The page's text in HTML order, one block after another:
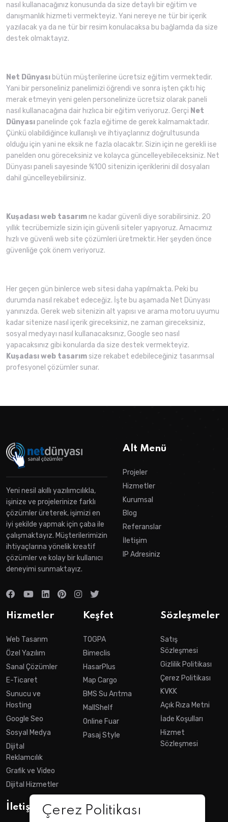
nasıl kullanacağınız konusunda da size detaylı bir eğitim ve
danışmanlık hizmeti vermekteyiz. Yani nereye ne tür bir içerik
yazılacak ya da ne tür bir resim konulacaksa bu bağlamda da size
destek olmaktayız.
Net Dünyası bütün müşterilerine ücretsiz eğitim vermektedir.
Yani bir personeliniz panelimizi öğrendi ve sonra işten çıktı hiç
merak etmeyin yeni gelen personelinize ücretsiz olarak paneli
nasıl kullanacağına dair hızlıca bir eğitim veriyoruz. Gerçi Net
Dünyasıpanelinde çok fazla eğitime de gerek kalmamaktadır.
Çünkü olabildiğince kullanışlı ve ihtiyaçlarınız doğrultusunda
olduğu için yani ne eksik ne fazla olacaktır. Sizin için ne gerekli ise
panelden onu göreceksiniz ve kolayca güncelleyebileceksiniz. Net
Dünyası paneli sayesinde %100 sitenizin içeriklerini dil dosyaları
dahil güncelleyebilirsiniz.
Kuşadası web tasarımne kadar güvenli diye sorabilirsiniz. 20
yıllık tecrübemizle sizin için güvenli siteler yapıyoruz. Amacımız
hızlı ve güvenli web site çözümleri üretmektir. Her şeyden önce
güvenliğe çok önem veriyoruz.
Her geçen gün binlerce web sitesi daha yapılmakta. Peki bu
durumda nasıl rekabet edeceğiz. İşte bu aşamada Net Dünyası
yanınızda. Gerek web sitenizin alt yapısı ve arama motoru uyumu
kadar sitenize nasıl içerik gireceksiniz, ne zaman gireceksiniz,
sosyal medyayı nasıl kullanacaksınız, Google seo nasıl
yapacaksınız gibi konularda da size destek vermekteyiz.
Kuşadası web tasarımsize rekabet edebileceğiniz tasarımsal
profesyonel çözümler sunar.
Yeni nesil akıllı yazılımcılıkla,
işinize ve projelerinize farklı
çözümler üreterek, işimizi en
iyi şekilde yapmak için çaba ile
çalışmaktayız. Müşterilerimizin
ihtiyaçlarına yönelik kreatif
çözümler ve kolay bir kullanıcı
deneyimi sunmaktayız.
Alt Menü
Projeler
Hizmetler
Kurumsal
Blog
Referanslar
İletişim
IP Adresiniz
Hizmetler
Web Tasarım
Özel Yazılım
Sanal Çözümler
E-Ticaret
Sunucu ve
Hosting
Google Seo
Sosyal Medya
Dijital
Reklamcılık
Grafik ve Video
Dijital Hizmetler
Keşfet
TOGPA
Bimeclis
HasarPlus
Map Cargo
BMS Su Arıtma
MallShelf
Online Fuar
Pasaj Style
Sözleşmeler
Satış
Sözleşmesi
Gizlilik Politikası
Çerez Politikası
KVKK
Açık Rıza Metni
İade Koşulları
Hizmet
Sözleşmesi
İletişim Çerez Politikası